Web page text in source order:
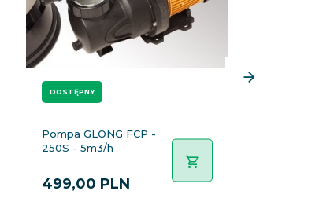
DOSTĘPNY
Pompa GLONG FCP -
250S - 5m3/h
499,00 PLN